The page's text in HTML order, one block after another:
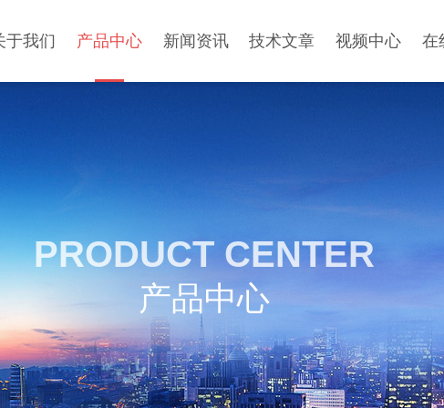
于我们 产品中心 新闻资讯 技术文章 视频中心 在
PRODUCT CENTER
产品中心